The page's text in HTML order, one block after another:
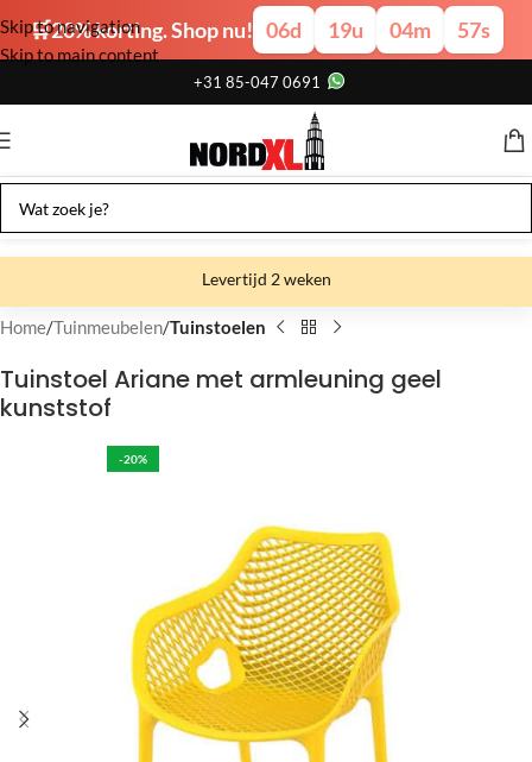
🛒20% korting. Shop nu! 06d 19u 04m 57s
Skip to navigation
Skip to main content
+31 85-047 0691
Levertijd 2 weken
Gratis verzending
Gratis afhalen
Home Tuinmeubelen Tuinstoelen
Tuinstoel Ariane met armleuning geel
kunststof
-20%